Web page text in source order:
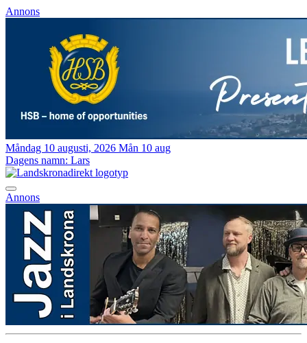
Annons
Måndag 10 augusti, 2026 Mån 10 aug
Dagens namn: Lars
Annons